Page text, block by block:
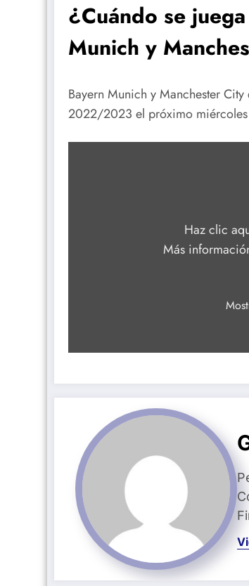
¿Cuándo se
Munich y
Bayern Munich y Manchester
2022/2023 el próximo miércoles
Mostrar
Haz clic
Más